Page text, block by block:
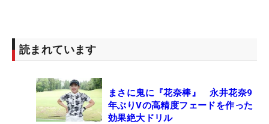
読まれています
まさに鬼に『花奈棒』 永井花奈9
年ぶりVの高精度フェードを作った
効果絶大ドリル